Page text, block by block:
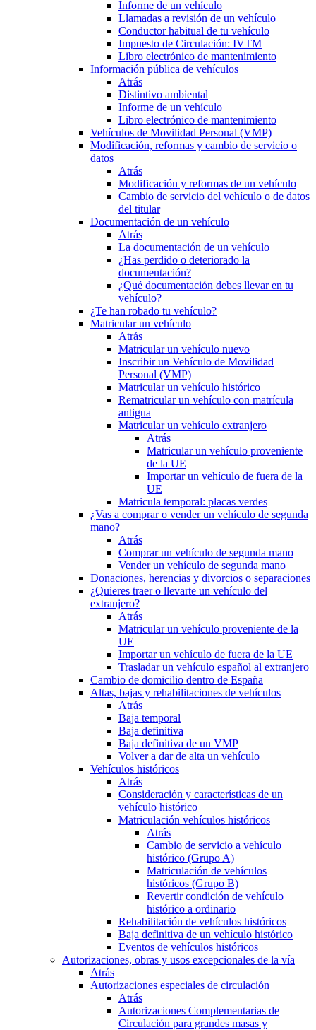
Informe de un vehículo
Llamadas a revisión de un vehículo
Conductor habitual de tu vehículo
Impuesto de Circulación: IVTM
Libro electrónico de mantenimiento
Información pública de vehículos
Atrás
Distintivo ambiental
Informe de un vehículo
Libro electrónico de mantenimiento
Vehículos de Movilidad Personal (VMP)
Modificación, reformas y cambio de servicio o
datos
Atrás
Modificación y reformas de un vehículo
Cambio de servicio del vehículo o de datos
del titular
Documentación de un vehículo
Atrás
La documentación de un vehículo
¿Has perdido o deteriorado la
documentación?
¿Qué documentación debes llevar en tu
vehículo?
¿Te han robado tu vehículo?
Matricular un vehículo
Atrás
Matricular un vehículo nuevo
Inscribir un Vehículo de Movilidad
Personal (VMP)
Matricular un vehículo histórico
Rematricular un vehículo con matrícula
antigua
Matricular un vehículo extranjero
Atrás
Matricular un vehículo proveniente
de la UE
Importar un vehículo de fuera de la
UE
Matricula temporal: placas verdes
¿Vas a comprar o vender un vehículo de segunda
mano?
Atrás
Comprar un vehículo de segunda mano
Vender un vehículo de segunda mano
Donaciones, herencias y divorcios o separaciones
¿Quieres traer o llevarte un vehículo del
extranjero?
Atrás
Matricular un vehículo proveniente de la
UE
Importar un vehículo de fuera de la UE
Trasladar un vehículo español al extranjero
Cambio de domicilio dentro de España
Altas, bajas y rehabilitaciones de vehículos
Atrás
Baja temporal
Baja definitiva
Baja definitiva de un VMP
Volver a dar de alta un vehículo
Vehículos históricos
Atrás
Consideración y características de un
vehículo histórico
Matriculación vehículos históricos
Atrás
Cambio de servicio a vehículo
histórico (Grupo A)
Matriculación de vehículos
históricos (Grupo B)
Revertir condición de vehículo
histórico a ordinario
Rehabilitación de vehículos históricos
Baja definitiva de un vehículo histórico
Eventos de vehículos históricos
Autorizaciones, obras y usos excepcionales de la vía
Atrás
Autorizaciones especiales de circulación
Atrás
Autorizaciones Complementarias de
Circulación para grandes masas y